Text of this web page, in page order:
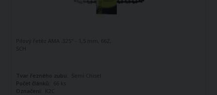
Pilový řetěz AMA .325" - 1,5 mm, 66Z,
SCH
Tvar řezného zubu:
Semi Chisel
Počet článků: 66 ks
Označení: K2C